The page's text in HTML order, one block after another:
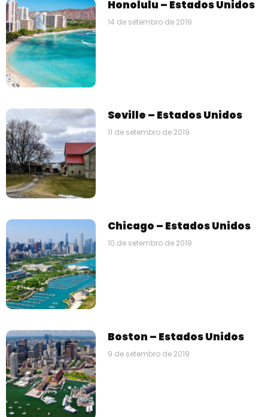
Honolulu – Estados Unidos
14 de setembro de 2019
Seville – Estados Unidos
11 de setembro de 2019
Chicago – Estados Unidos
10 de setembro de 2019
Boston – Estados Unidos
9 de setembro de 2019